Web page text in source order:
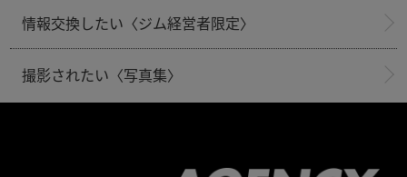
情報交換したい〈ジム経営者限定〉
撮影されたい〈写真集〉